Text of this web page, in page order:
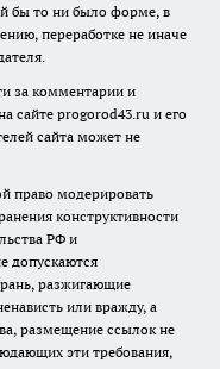
бы то ни было форме, в
переработке не иначе
за комментарии и
сайте progorod43.ru и его
сайта может не
право модерировать
конструктивности
РФ и
допускаются
разжигающие
или вражду, а
размещение ссылок не
эти требования,